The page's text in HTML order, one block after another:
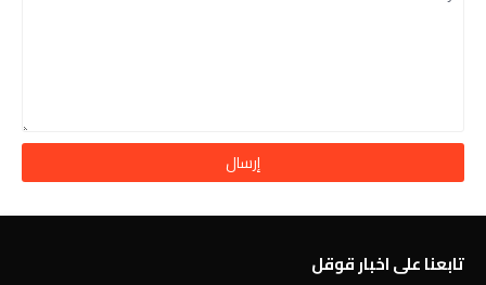
تابعنا على اخبار قوقل